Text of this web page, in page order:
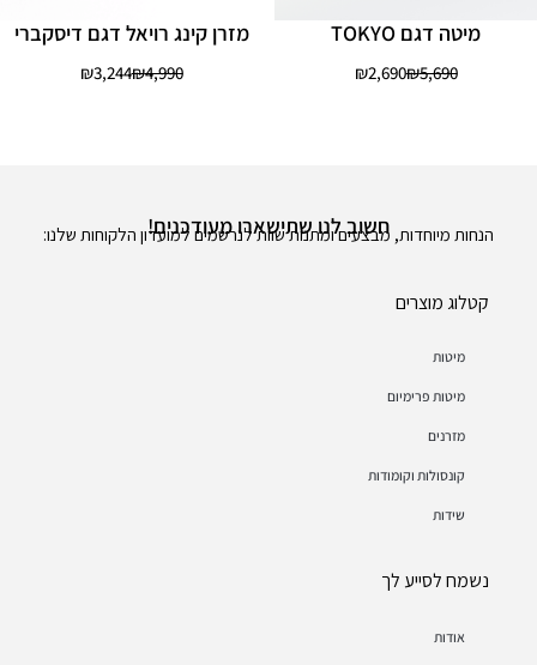
מיטה דגם TOKYO
₪5,690
₪2,690
מזרן קינג רויאל דגם דיסקברי
₪4,990
₪3,244
קטלוג מוצרים
מיטות
מיטות פרימיום
מזרנים
קונסולות וקומודות
שידות
נשמח לסייע לך
אודות
חשוב לנו שתישארו מעודכנים!
הנחות מיוחדות, מבצעים ומתנות שוות לנרשמים למועדון הלקוחות שלנו: